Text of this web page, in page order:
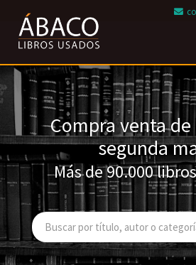
Compra venta
segunda
Más de 90.000